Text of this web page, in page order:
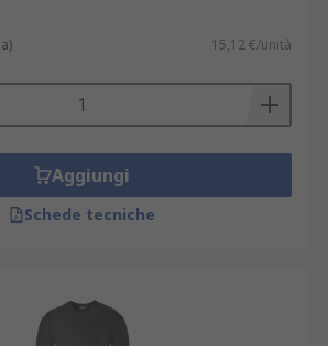
intimi, indumenti termici e
la soluzione
lavorativo. Scoprite tutta
la sezione dedicata
da lavoro, progettata per
e stile in ogni
15,12 €/unità
Aggiungi
Schede tecniche